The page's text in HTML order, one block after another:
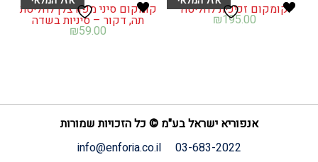
קומקום זכיכית לחליטה
₪195.00
קומקום סיני מפורצלן לחליטת
תה, דקור – סיניות בשדה
₪59.00
אנפוריא ישראל בע"מ © כל הזכויות שמורות
03-683-2022
info@enforia.co.il